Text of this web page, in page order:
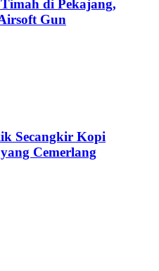
di Pekajang,
Gun
Secangkir Kopi
Cemerlang